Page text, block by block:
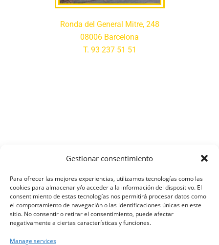
Gestionar consentimiento
Para ofrecer las mejores experiencias, utilizamos tecnologías como las
cookies para almacenar y/o acceder a la información del dispositivo. El
consentimiento de estas tecnologías nos permitirá procesar datos como
el comportamiento de navegación o las identificaciones únicas en este
sitio. No consentir o retirar el consentimiento, puede afectar
negativamente a ciertas características y funciones.
Manage services
Ronda del General Mitre, 248
08006 Barcelona
T. 93 237 51 51